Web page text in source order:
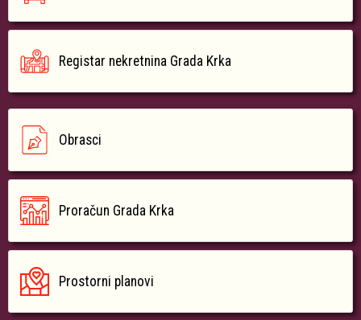
Registar nekretnina Grada Krka
Obrasci
Proračun Grada Krka
Prostorni planovi